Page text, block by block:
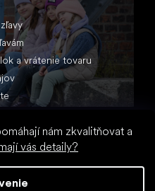
nám zkvalitňovat a
vás detaily?
a vrátenie tovaru
Shoptet